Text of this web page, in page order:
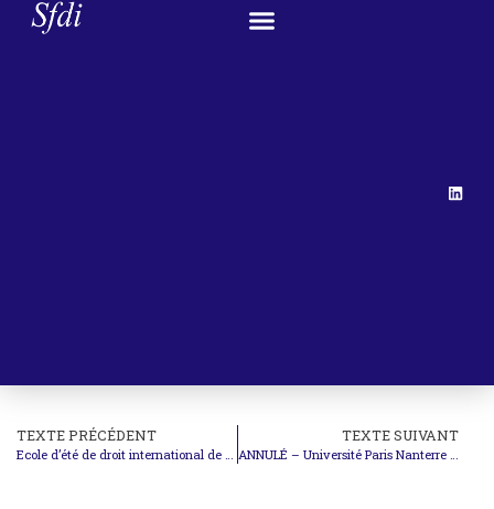
TEXTE PRÉCÉDENT
Ecole d’été de droit international de Nanterre – Inscriptions (clôture : 22 mai)
TEXTE SUIVANT
ANNULÉ – Université Paris Nanterre – Demi-journée d’étude : Les nouvelles formes de criminalité internationale